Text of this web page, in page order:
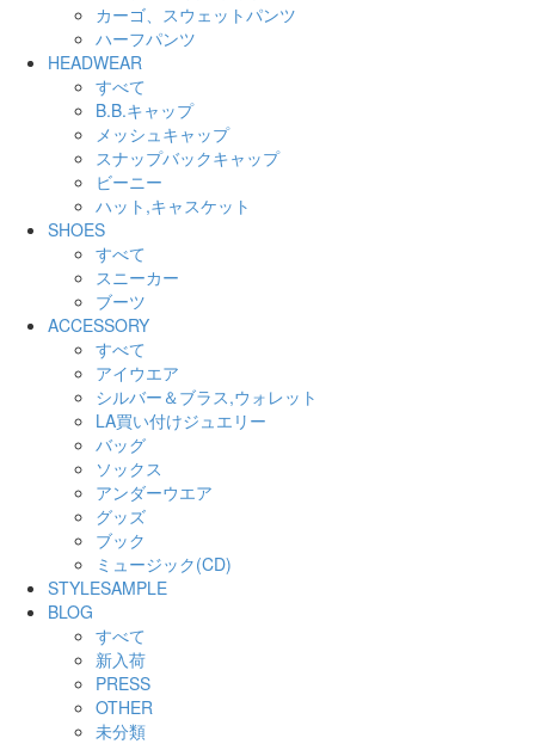
カーゴ、スウェットパンツ
ハーフパンツ
HEADWEAR
すべて
B.B.キャップ
メッシュキャップ
スナップバックキャップ
ビーニー
ハット,キャスケット
SHOES
すべて
スニーカー
ブーツ
ACCESSORY
すべて
アイウエア
シルバー＆ブラス,ウォレット
LA買い付けジュエリー
バッグ
ソックス
アンダーウエア
グッズ
ブック
ミュージック(CD)
STYLESAMPLE
BLOG
すべて
新入荷
PRESS
OTHER
未分類